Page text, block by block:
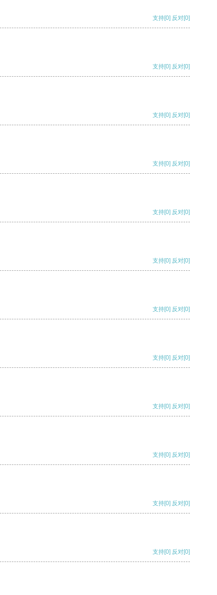
支持[0] 反对[0]
支持[0] 反对[0]
支持[0] 反对[0]
支持[0] 反对[0]
支持[0] 反对[0]
支持[0] 反对[0]
支持[0] 反对[0]
支持[0] 反对[0]
支持[0] 反对[0]
支持[0] 反对[0]
支持[0] 反对[0]
支持[0] 反对[0]